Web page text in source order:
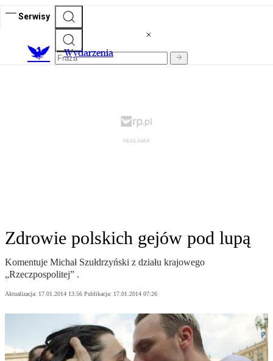
Serwisy
Wydarzenia
Zdrowie polskich gejów pod lupą
Komentuje Michał Szułdrzyński z działu krajowego
„Rzeczpospolitej” .
Aktualizacja: 17.01.2014 13:56 Publikacja: 17.01.2014 07:26